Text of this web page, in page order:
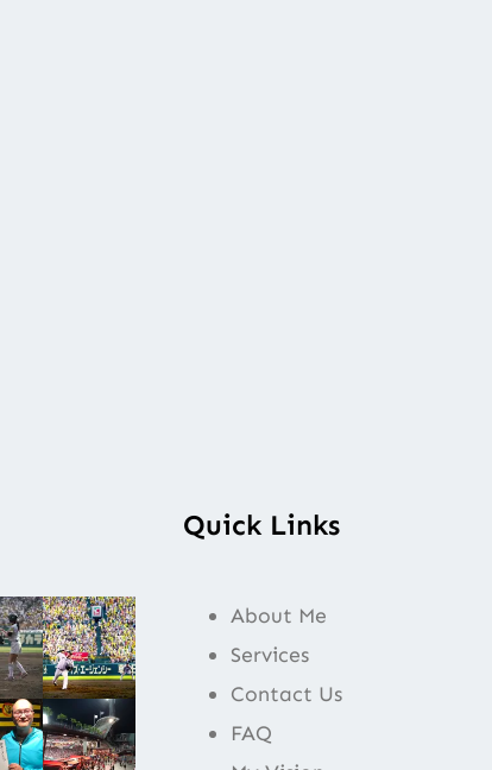
Quick Links
About Me
Services
Contact Us
FAQ